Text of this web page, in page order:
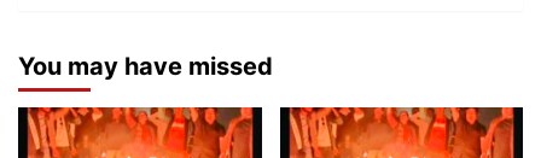
You may have missed